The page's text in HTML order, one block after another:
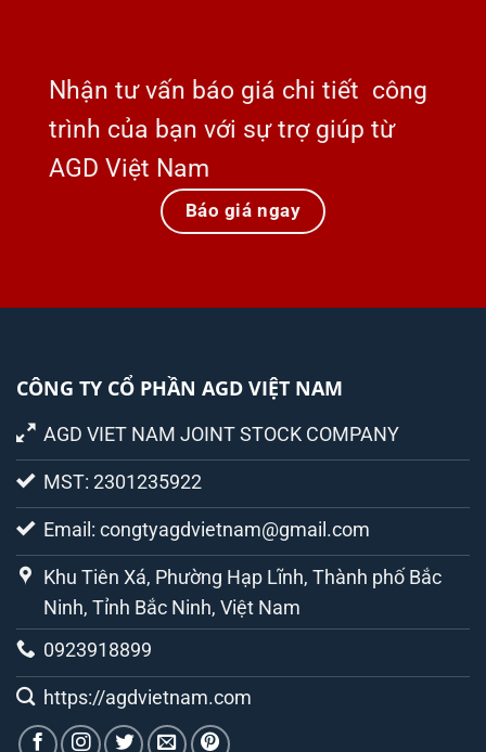
Nhận tư vấn báo giá chi tiết công
trình của bạn với sự trợ giúp từ
AGD Việt Nam
Báo giá ngay
CÔNG TY CỔ PHẦN AGD VIỆT NAM
AGD VIET NAM JOINT STOCK COMPANY
MST: 2301235922
Email: congtyagdvietnam@gmail.com
Khu Tiên Xá, Phường Hạp Lĩnh, Thành phố Bắc
Ninh, Tỉnh Bắc Ninh, Việt Nam
0923918899
https://agdvietnam.com